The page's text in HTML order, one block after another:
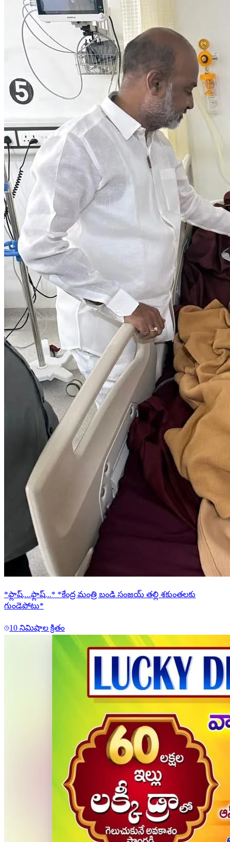
*ఫ్లాష్....ఫ్లాష్...* *కేంద్ర మంత్రి బండి సంజయ్ తల్లి శకుంతలకు
గుండెపోటు*
10 నిమిషాల క్రితం